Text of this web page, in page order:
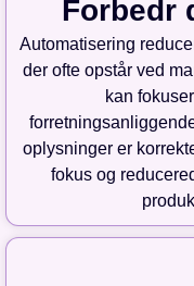
Forbedr
Automatisering
der ofte opstår ved
kan
oplysninger er
fokus og